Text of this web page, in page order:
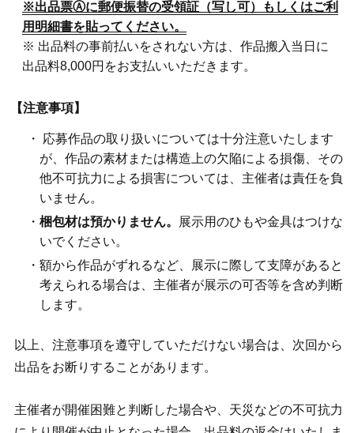
※出品票Ⓐに郵便振替の受領証（写し可）もしくはご利
用明細書を貼ってください。
※ 出品料の事前払いをされない方は、作品搬入当日に
出品料8,000円をお支払いいただきます。
【注意事項】
・ 応募作品の取り扱いについては十分注意いたします
が、作品の素材または構造上の欠陥による損傷、その
他不可抗力による損害については、主催者は責任を負
いません。
・ 梱包材は預かりません。
展示用のひもや金具はつけな
いでください。
・額から作品がずれるなど、展示に際して支障があると
考えられる場合は、主催者が展示の可否等を含め判断
します。
以上、注意事項を遵守していただけない場合は、次回から
出品をお断りすることがあります。
主催者が開催困難と判断した場合や、天災などの不可抗力